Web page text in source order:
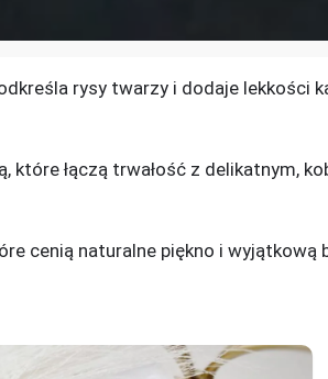
rysy twarzy i dodaje lekkości
łączą trwałość z delikatnym,
cenią naturalne piękno i wyjątkową